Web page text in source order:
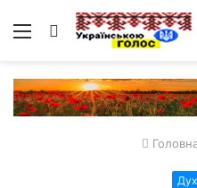
Меню Пошук